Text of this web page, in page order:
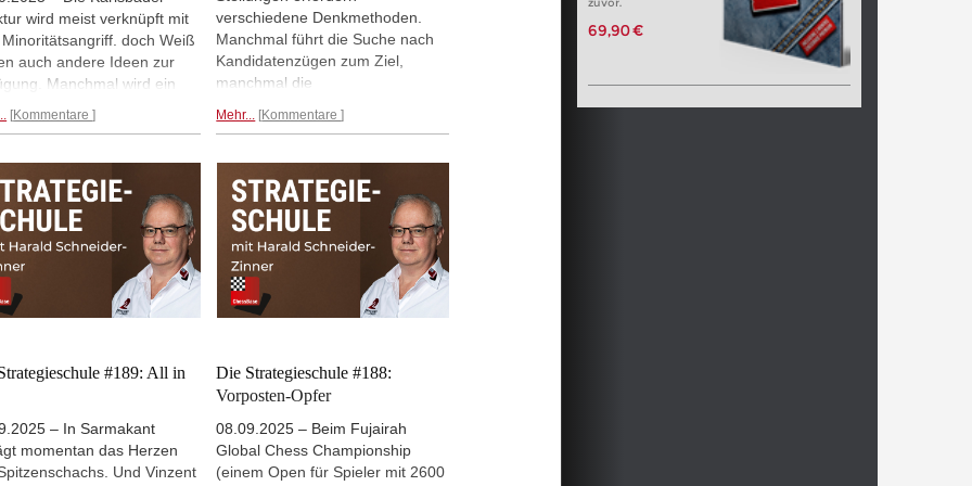
Einblicke in die tägliche Arbeit von
Schachprofis.
wird meist verknüpft mit
doch Weiß
auch andere Ideen zur
Manchmal wird ein
manchmal der Vorstoß
Unterstützung des f-
stark. Das demonstrierte
beim Auftakt der 1.
Nach der
stand Weiß klar
verlor aber schließlich
Kommentare
verschiedene Denkmethoden.
Manchmal führt die Suche nach
Kandidatenzügen zum Ziel,
manchmal die
manchmal ist es sinnvoll, zwei
den Unterschied genau heraus zu
arbeiten. Häufig lässt sich diese
Methode bei der Frage der
Turmpostierung anwenden. IM
Harald Schneider-Zinner bietet
Ihnen in dieser Einheit die
Möglichkeit, diese Denkmethode
trainieren.
Mehr... Kommentare
#189: All in
– In Sarmakant
momentan das Herzen
Und Vinzent
Die Strategieschule #188:
Vorposten-Opfer
08.09.2025 – Beim Fujairah
Global Chess Championship
(einem Open für Spieler mit 2600
69,90 €